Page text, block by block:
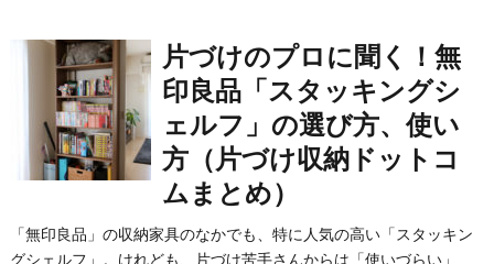
片づけのプロに聞く！無
印良品「スタッキングシ
ェルフ」の選び方、使い
方（片づけ収納ドットコ
ムまとめ）
「無印良品」の収納家具のなかでも、特に人気の高い「スタッキン
グシェルフ」。けれども、片づけ苦手さんからは「使いづらい」